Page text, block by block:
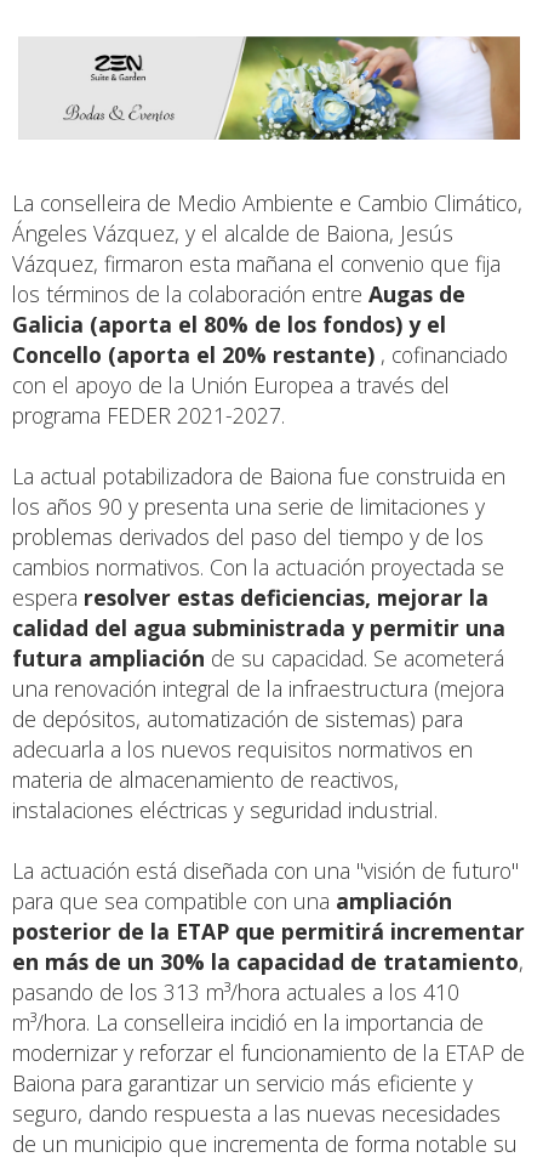
La conselleira de Medio Ambiente e Cambio Climático,
Ángeles Vázquez, y el alcalde de Baiona, Jesús
Vázquez, firmaron esta mañana el convenio que fija
los términos de la colaboración entre Augas de
Galicia (aporta el 80% de los fondos) y el
Concello (aporta el 20% restante) , cofinanciado
con el apoyo de la Unión Europea a través del
programa FEDER 2021-2027.
La actual potabilizadora de Baiona fue construida en
los años 90 y presenta una serie de limitaciones y
problemas derivados del paso del tiempo y de los
cambios normativos. Con la actuación proyectada se
espera resolver estas deficiencias, mejorar la
calidad del agua subministrada y permitir una
futura ampliación de su capacidad. Se acometerá
una renovación integral de la infraestructura (mejora
de depósitos, automatización de sistemas) para
adecuarla a los nuevos requisitos normativos en
materia de almacenamiento de reactivos,
instalaciones eléctricas y seguridad industrial.
La actuación está diseñada con una "visión de futuro"
para que sea compatible con una ampliación
posterior de la ETAP que permitirá incrementar
en más de un 30% la capacidad de tratamiento,
pasando de los 313 m³/hora actuales a los 410
m³/hora. La conselleira incidió en la importancia de
modernizar y reforzar el funcionamiento de la ETAP de
Baiona para garantizar un servicio más eficiente y
seguro, dando respuesta a las nuevas necesidades
de un municipio que incrementa de forma notable su